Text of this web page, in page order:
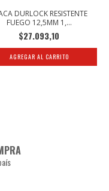
DURLOCK RESISTENTE
FUEGO 12,5MM 1,...
$27.093,10